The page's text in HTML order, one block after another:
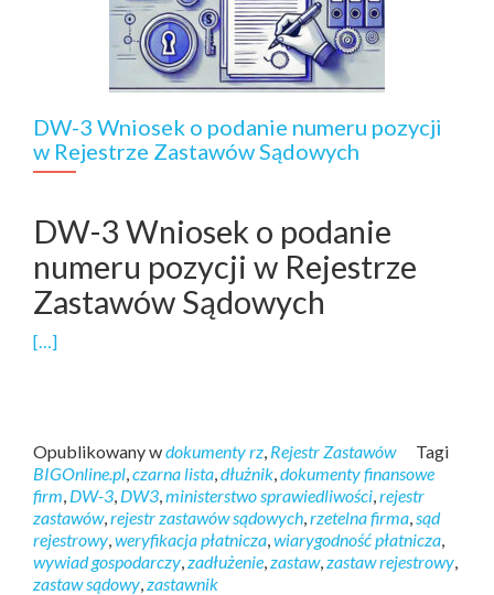
DW-3 Wniosek o podanie numeru pozycji
w Rejestrze Zastawów Sądowych
DW-3 Wniosek o podanie
numeru pozycji w Rejestrze
Zastawów Sądowych
[…]
Opublikowany wdokumenty rz, Rejestr Zastawów
Tagi
BIGOnline.pl,czarna lista,dłużnik,dokumenty finansowe
firm, DW-3, DW3,ministerstwo sprawiedliwości,rejestr
zastawów,rejestr zastawów sądowych,rzetelna firma,sąd
rejestrowy,weryfikacja płatnicza,wiarygodność płatnicza,
wywiad gospodarczy,zadłużenie,zastaw,zastaw rejestrowy,
zastaw sądowy,zastawnik